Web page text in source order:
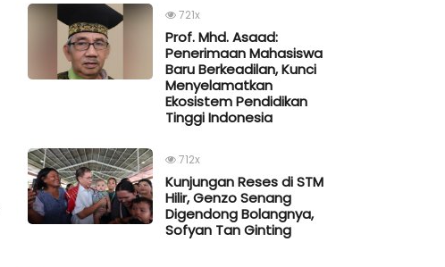
721x
Prof. Mhd. Asaad:
Penerimaan Mahasiswa
Baru Berkeadilan, Kunci
Menyelamatkan
Ekosistem Pendidikan
Tinggi Indonesia
712x
Kunjungan Reses di STM
Hilir, Genzo Senang
Digendong Bolangnya,
Sofyan Tan Ginting